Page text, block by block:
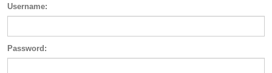
Username:
Password: